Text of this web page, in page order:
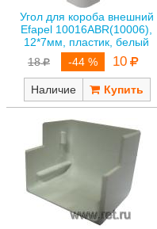
Угол для короба внешний
Efapel 10016ABR(10006),
12*7мм, пластик, белый
18
-44 % 10
Наличие